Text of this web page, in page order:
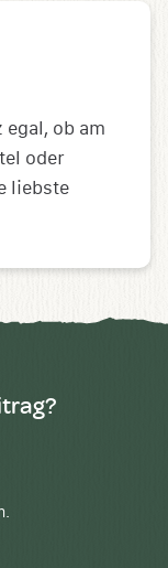
ob am
oder
liebste